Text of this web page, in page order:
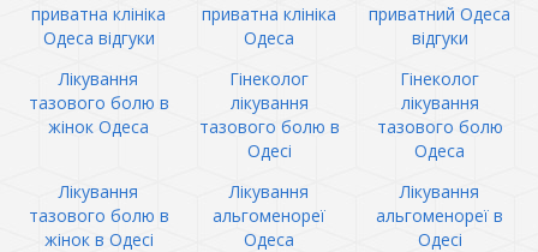
приватна клініка
Одеса відгуки
приватна клініка
Одеса
приватний Одеса
відгуки
Лікування
тазового болю в
жінок Одеса
Гінеколог
лікування
тазового болю в
Одесі
Гінеколог
лікування
тазового болю
Одеса
Лікування
тазового болю в
жінок в Одесі
Лікування
альгоменореї
Одеса
Лікування
альгоменореї в
Одесі